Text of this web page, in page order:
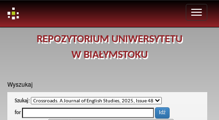
REPOZYTORIUM UNIWERSYTETU
W BIAŁYMSTOKU
Wyszukaj
Szukaj:
for